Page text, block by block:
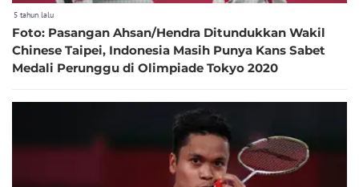
5 tahun lalu
Foto: Pasangan Ahsan/Hendra Ditundukkan Wakil
Chinese Taipei, Indonesia Masih Punya Kans Sabet
Medali Perunggu di Olimpiade Tokyo 2020